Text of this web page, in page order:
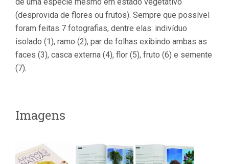
(desprovida de flores ou frutos). Sempre que possível
foram feitas 7 fotografias, dentre elas: indivíduo
isolado (1), ramo (2), par de folhas exibindo ambas as
faces (3), casca externa (4), flor (5), fruto (6) e semente
(7).
Imagens